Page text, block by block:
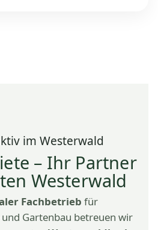
im Westerwald
– Ihr Partner
Westerwald
Fachbetrieb für
Gartenbau betreuen wir